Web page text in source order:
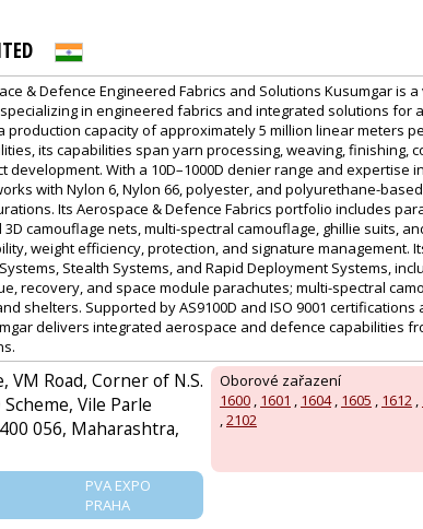
& Defence Engineered Fabrics and Solutions Kusumgar is
in engineered fabrics and integrated solutions for
production capacity of approximately 5 million linear meters
its capabilities span yarn processing, weaving, finishing,
development. With a 10D–1000D denier range and expertise
with Nylon 6, Nylon 66, polyester, and polyurethane-
Its Aerospace & Defence Fabrics portfolio includes
3D camouflage nets, multi-spectral camouflage, ghillie suits,
weight efficiency, protection, and signature management.
Stealth Systems, and Rapid Deployment Systems,
recovery, and space module parachutes; multi-spectral
shelters. Supported by AS9100D and ISO 9001 certifications
delivers integrated aerospace and defence capabilities
Oborové zařazení
1600 , 1601 , 1604, 1605 , 1612 ,
,2102
VM Road, Corner of N.S.
Scheme, Vile Parle
056, Maharashtra,
PVA EXPO
PRAHA